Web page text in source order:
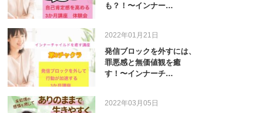
も？！〜インナー…
2022年01月21日
発信ブロックを外すには、
罪悪感と無価値観を癒
す！〜インナーチ…
2022年03月05日